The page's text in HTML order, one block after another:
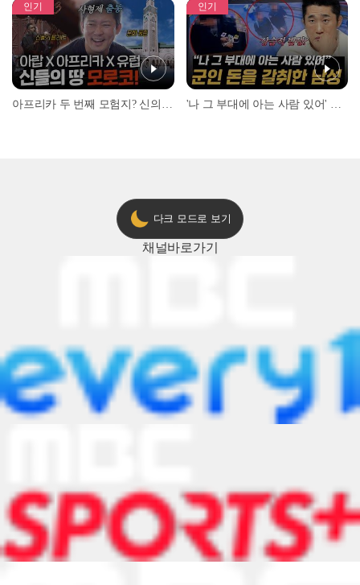
인기 인기
다크 모드로 보기
채널바로가기